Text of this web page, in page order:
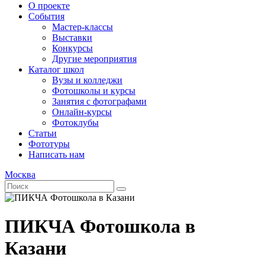
О проекте
События
Мастер-классы
Выставки
Конкурсы
Другие мероприятия
Каталог школ
Вузы и колледжи
Фотошколы и курсы
Занятия с фотографами
Онлайн-курсы
Фотоклубы
Статьи
Фототуры
Написать нам
Москва
ПИКЧА Фотошкола в
Казани